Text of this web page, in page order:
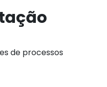
de processos